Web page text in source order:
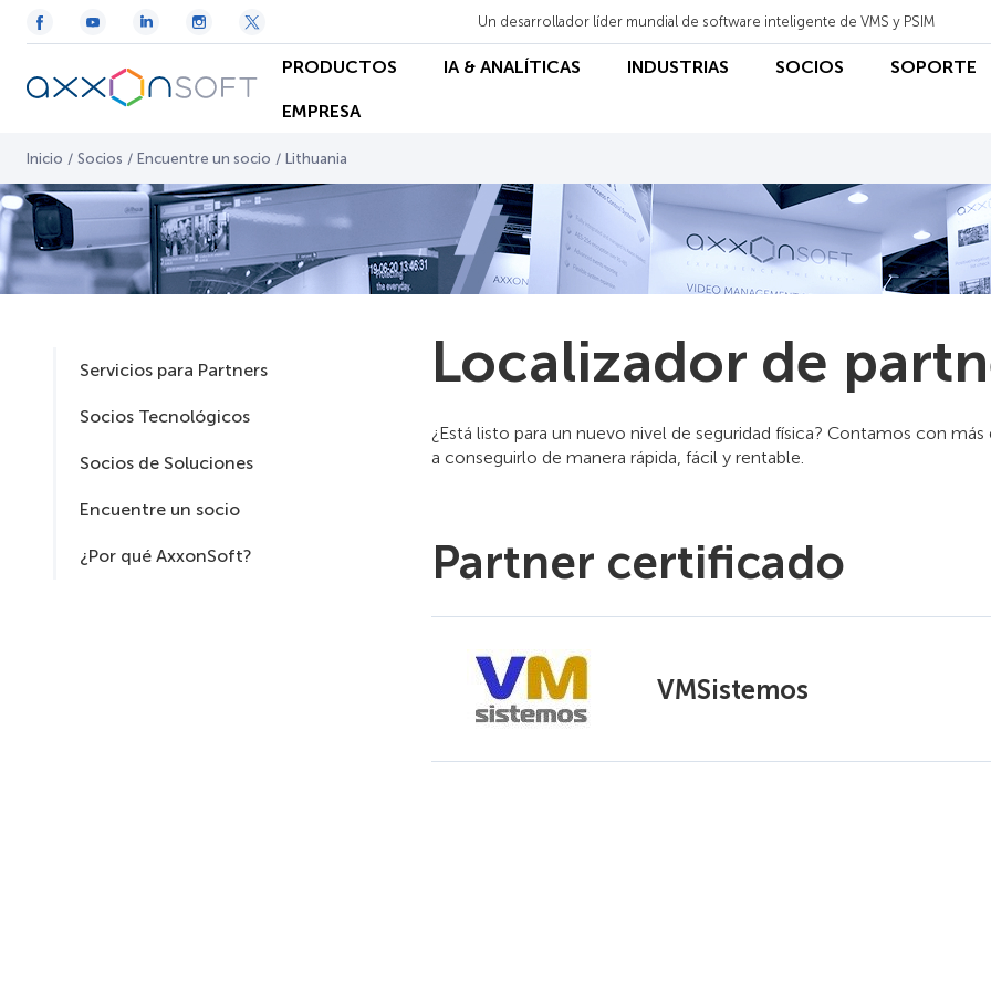
Un desarrollador líder mundial de software inteligente de VMS y PSIM
PRODUCTOS IA & ANALÍTICAS INDUSTRIAS SOCIOS SOPORTE
EMPRESA
Inicio / Socios / Encuentre un socio / Lithuania
Servicios para Partners
Socios Tecnológicos
Socios de Soluciones
Encuentre un socio
¿Por qué AxxonSoft?
Localizador de
¿Está listo para un nuevo nivel de seguridad física? Contamos con
a conseguirlo de manera rápida, fácil y rentable.
Partner certificado
VMSistemos